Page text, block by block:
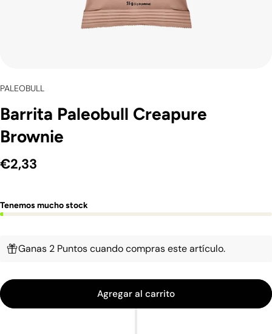
PALEOBULL
Barrita Paleobull Creapure
Brownie
€2,33
Tenemos mucho stock
Ganas 2 Puntos cuando compras este artículo.
Agregar al carrito